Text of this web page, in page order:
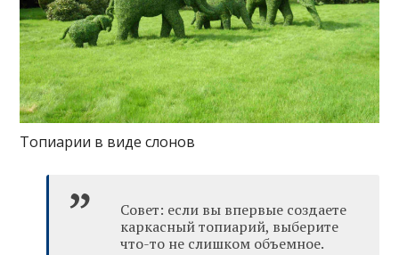
Топиарии в виде слонов
Совет: если вы впервые создаете
каркасный топиарий, выберите
что-то не слишком объемное.